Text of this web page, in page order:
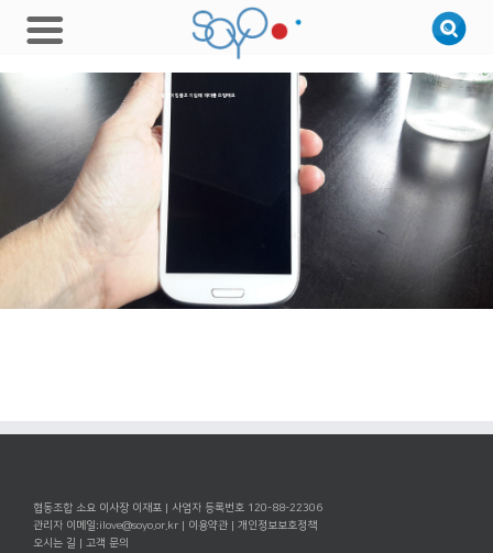
당신이 힘들고 지칠때 재미를 드릴께요
당신의 시력을 주세요
협동조합 소요 이사장 이재포 | 사업자 등록번호 120-88-22306
관리자 이메일:ilove@soyo.or.kr | 이용약관 | 개인정보보호정책
오시는 길 | 고객 문의